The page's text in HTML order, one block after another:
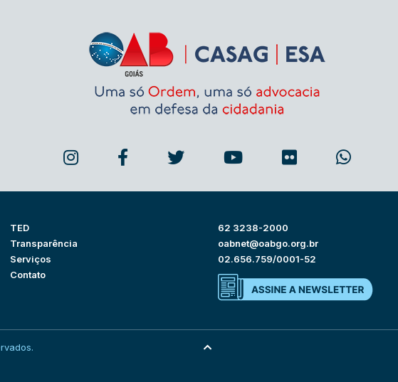
TED
Transparência
Serviços
Contato
62 3238-2000
oabnet@oabgo.org.br
02.656.759/0001-52